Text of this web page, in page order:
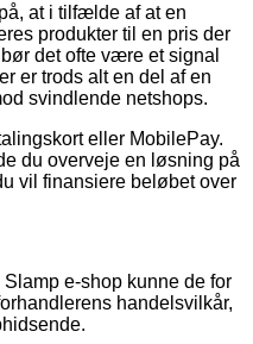
at i tilfælde af at en
produkter til en pris der
det ofte være et signal
er trods alt en del af en
svindlende netshops.
eller MobilePay.
du overveje en løsning på
vil finansiere beløbet over
e-shop kunne de for
handelsvilkår,